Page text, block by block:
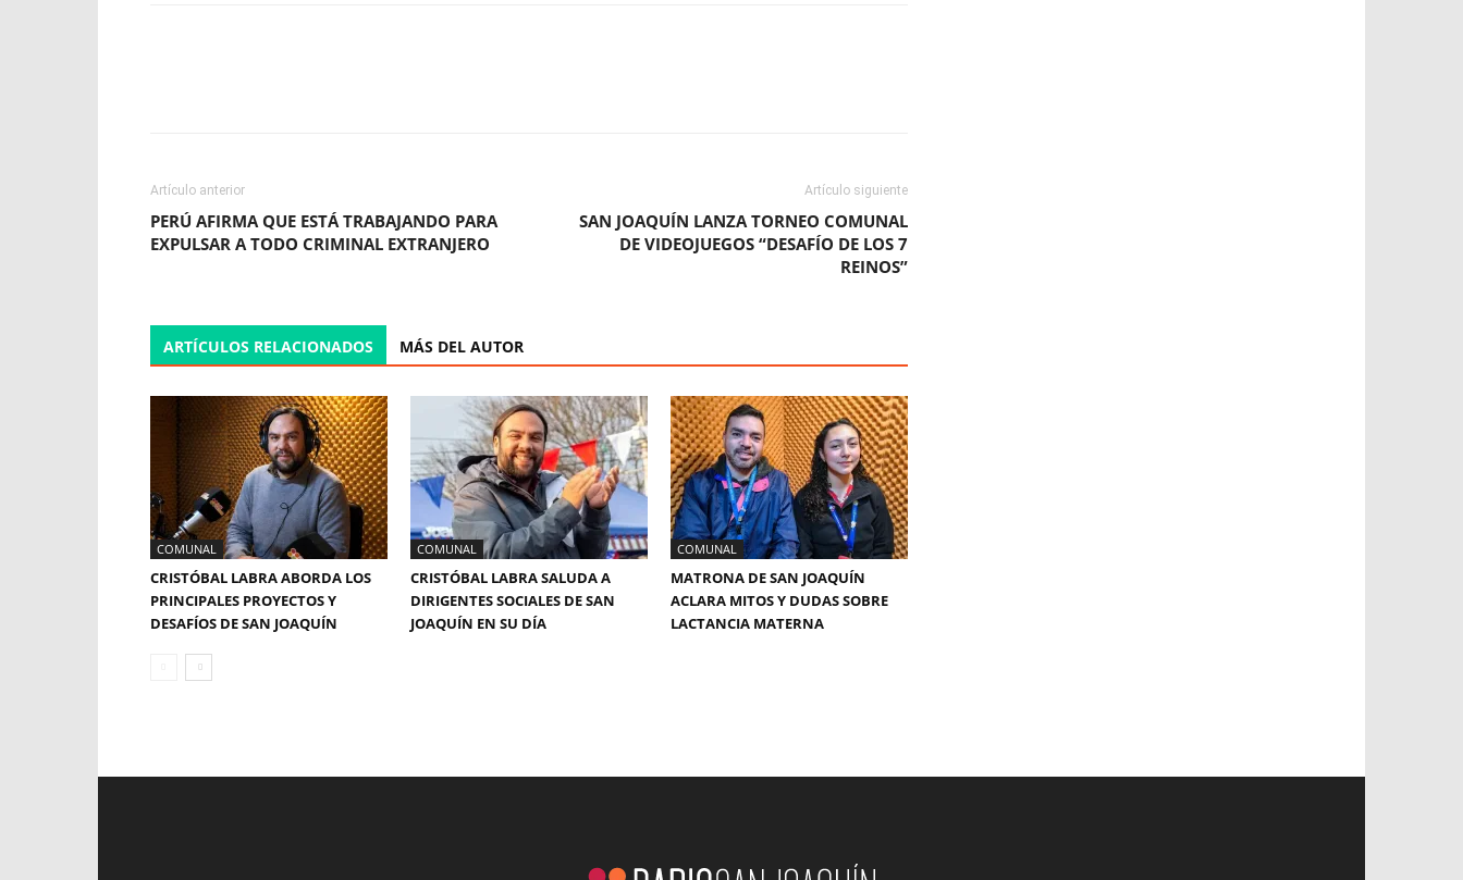
Artículo anterior
PERÚ AFIRMA QUE ESTÁ TRABAJANDO PARA
EXPULSAR A TODO CRIMINAL EXTRANJERO
Artículo siguiente
SAN JOAQUÍN LANZA TORNEO COMUNAL
DE VIDEOJUEGOS “DESAFÍO DE LOS 7
REINOS”
ARTÍCULOS RELACIONADOS MÁS DEL AUTOR
COMUNAL
CRISTÓBAL LABRA ABORDA LOS
PRINCIPALES PROYECTOS Y
DESAFÍOS DE SAN JOAQUÍN
COMUNAL
CRISTÓBAL LABRA SALUDA A
DIRIGENTES SOCIALES DE SAN
JOAQUÍN EN SU DÍA
COMUNAL
MATRONA DE SAN JOAQUÍN
ACLARA MITOS Y DUDAS SOBRE
LACTANCIA MATERNA